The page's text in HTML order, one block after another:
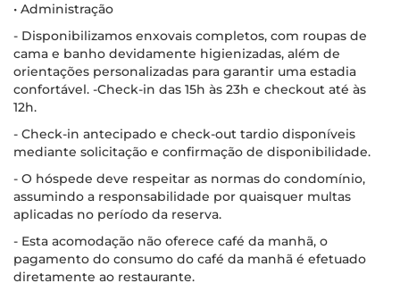
• Administração
- Disponibilizamos enxovais completos, com roupas de
cama e banho devidamente higienizadas, além de
orientações personalizadas para garantir uma estadia
confortável. -Check-in das 15h às 23h e checkout até às
12h.
- Check-in antecipado e check-out tardio disponíveis
mediante solicitação e confirmação de disponibilidade.
- O hóspede deve respeitar as normas do condomínio,
assumindo a responsabilidade por quaisquer multas
aplicadas no período da reserva.
- Esta acomodação não oferece café da manhã, o
pagamento do consumo do café da manhã é efetuado
diretamente ao restaurante.